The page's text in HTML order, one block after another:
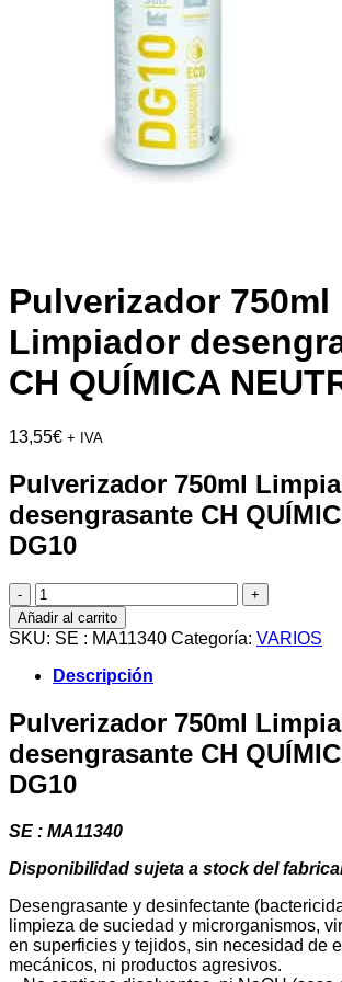
Pulverizador 750ml
Limpiador
CH QUÍMICA
13,55€ + IVA
Pulverizador 750ml
desengrasante CH
DG10
Pulverizador
750ml
Limpiador
desengrasante
CH
QUÍMICA
NEUTRO
DG10
cantidad
Añadir al carrito
SKU: SE : MA11340 Categoría: VARIOS
Descripción
Pulverizador 750ml
desengrasante CH
DG10
SE : MA11340
Disponibilidad sujeta a stock del
Desengrasante y desinfectante
limpieza de suciedad y microrganismos,
en superficies y tejidos, sin necesidad de
mecánicos, ni productos agresivos.